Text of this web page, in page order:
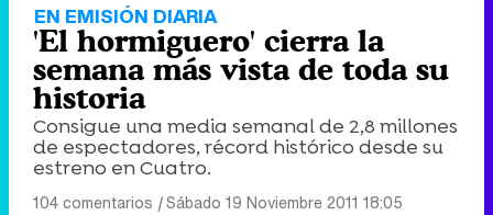
EN EMISIÓN DIARIA
'El hormiguero' cierra la
semana más vista de toda su
historia
Consigue una media semanal de 2,8 millones
de espectadores, récord histórico desde su
estreno en Cuatro.
104 comentarios |Sábado 19 Noviembre 2011 18:05